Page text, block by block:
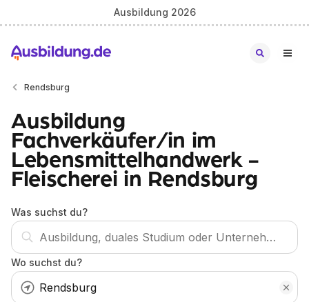
Ausbildung 2026
Rendsburg
Ausbildung
Fachverkäufer/in im
Lebensmittelhandwerk -
Fleischerei in Rendsburg
Was suchst du?
Wo suchst du?